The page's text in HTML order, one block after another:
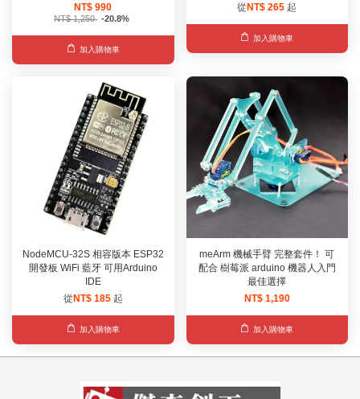
NT$ 990
NT$ 1,250 -20.8%
加入購物車
從NT$ 265 起
加入購物車
NodeMCU-32S 相容版本 ESP32
開發板 WiFi 藍牙 可用Arduino
IDE
從NT$ 185 起
加入購物車
meArm 機械手臂 完整套件！ 可
配合 樹莓派 arduino 機器人入門
最佳選擇
NT$ 1,190
加入購物車